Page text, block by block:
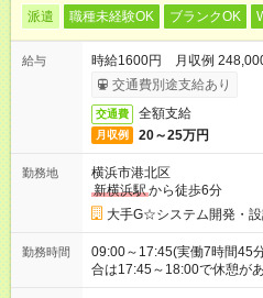
派遣 職種未経験OK ブランクOK
給与
時給1600円 月収例
交通費別途支給あり
交通費 全額支給
月収例 20～25万円
勤務地
横浜市港北区
新横浜駅から徒歩6分
大手G☆システム開発・設
勤務時間
09:00～17:45(実働7時間
合は17:45～18:00で休憩が